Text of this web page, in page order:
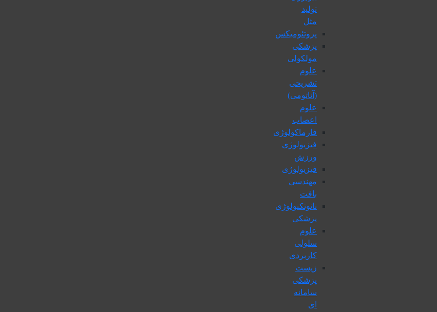
تولید
مثل
پروتئومیکس
پزشکی
مولکولی
علوم
تشریحی
(آناتومی)
علوم
اعصاب
فارماکولوژی
فیزیولوژی
ورزش
فیزیولوژی
مهندسی
بافت
نانوتکنولوژی
پزشکی
علوم
سلولی
کاربردی
زیست
پزشکی
سامانه
ای